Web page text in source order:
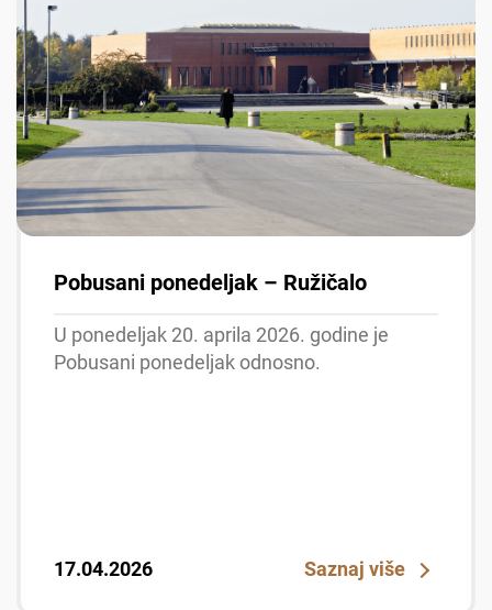
Pobusani ponedeljak – Ružičalo
U ponedeljak 20. aprila 2026. godine je
Pobusani ponedeljak odnosno.
17.04.2026 Saznaj više